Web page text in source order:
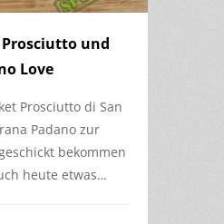
und
Love
Prosciutto di San
Padano zur
bekommen
heute etwas…